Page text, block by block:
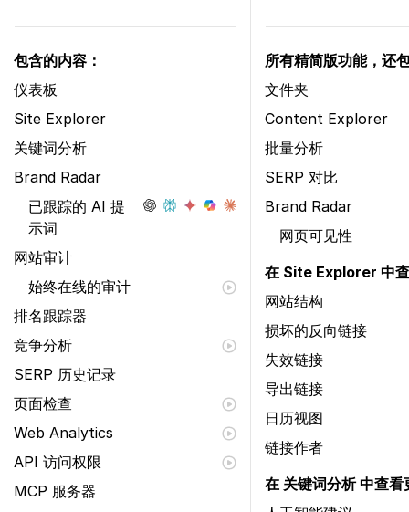
包含的内容：
仪表板
Site Explorer
关键词分析
Brand Radar
已跟踪的 AI 提
示词
网站审计
始终在线的审计
排名跟踪器
竞争分析
SERP 历史记录
页面检查
Web Analytics
API 访问权限
MCP 服务器
所有精简版功能，还
文件夹
Content Explorer
批量分析
SERP 对比
Brand Radar
网页可见性
在 Site Explorer 中
网站结构
损坏的反向链接
失效链接
导出链接
日历视图
链接作者
在 关键词分析 中查看